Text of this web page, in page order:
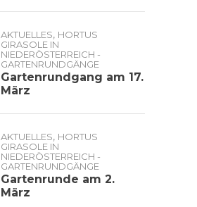
AKTUELLES, HORTUS
GIRASOLE IN
NIEDERÖSTERREICH -
GARTENRUNDGÄNGE
Gartenrundgang am 17.
März
AKTUELLES, HORTUS
GIRASOLE IN
NIEDERÖSTERREICH -
GARTENRUNDGÄNGE
Gartenrunde am 2.
März